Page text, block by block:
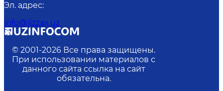
Эл. адрес:
info@jizzax.uz
© 2001-2026 Все права защищены.
При использовании материалов с
данного сайта ссылка на сайт
обязательна.